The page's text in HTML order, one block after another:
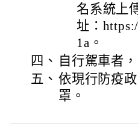
名系統上
址：
1a。
四、 自行駕車者
五、 依現行防疫
罩。